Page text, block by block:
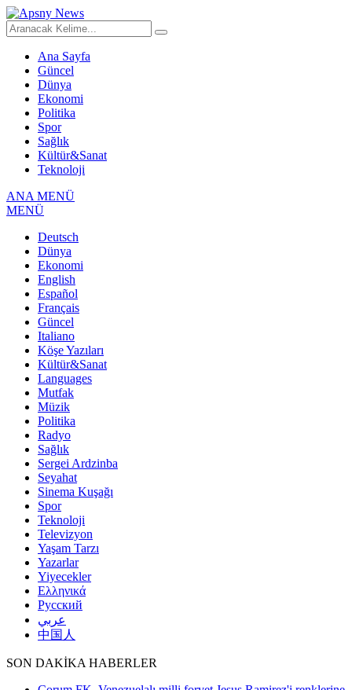
Ana Sayfa
Güncel
Dünya
Ekonomi
Politika
Spor
Sağlık
Kültür&Sanat
Teknoloji
ANA MENÜ
MENÜ
Deutsch
Dünya
Ekonomi
English
Español
Français
Güncel
Italiano
Köşe Yazıları
Kültür&Sanat
Languages
Mutfak
Müzik
Politika
Radyo
Sağlık
Sergei Ardzinba
Seyahat
Sinema Kuşağı
Spor
Teknoloji
Televizyon
Yaşam Tarzı
Yazarlar
Yiyecekler
Ελληνικά
Русский
عربي
中国人
SON DAKİKA HABERLER